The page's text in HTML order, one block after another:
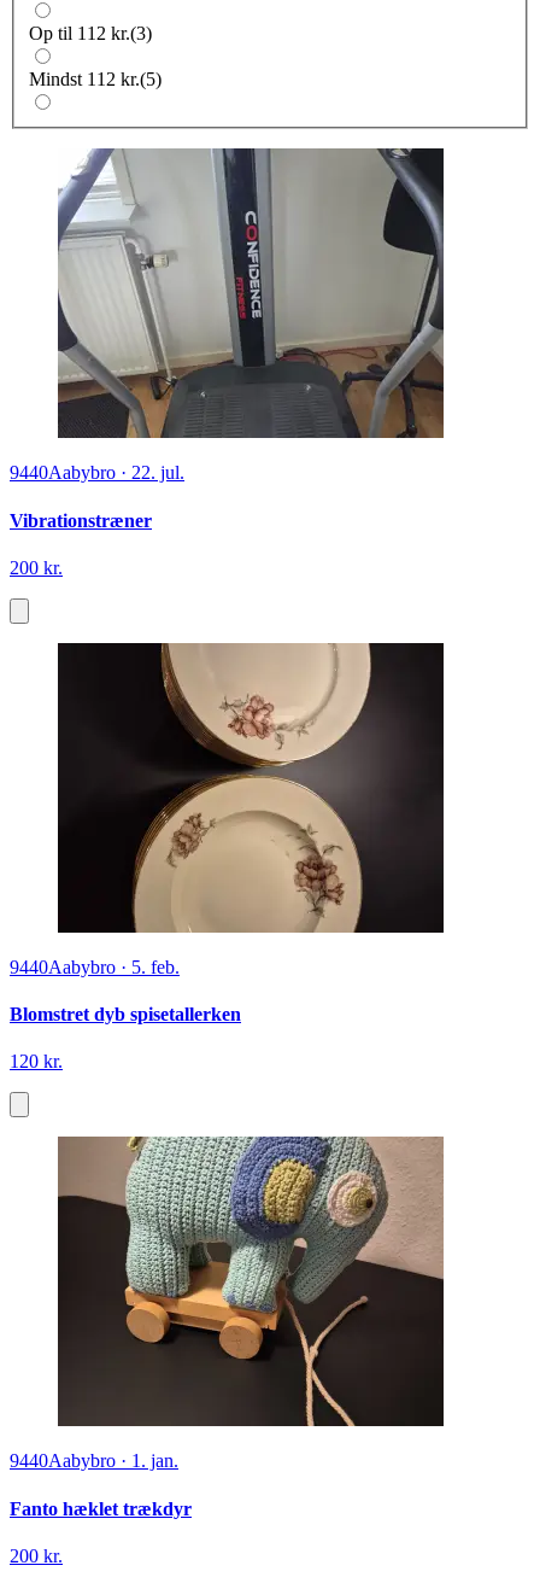
Op til 112 kr.(3)
Mindst 112 kr.(5)
9440Aabybro · 22. jul.
Vibrationstræner
200 kr.
9440Aabybro · 5. feb.
Blomstret dyb spisetallerken
120 kr.
9440Aabybro · 1. jan.
Fanto hæklet trækdyr
200 kr.